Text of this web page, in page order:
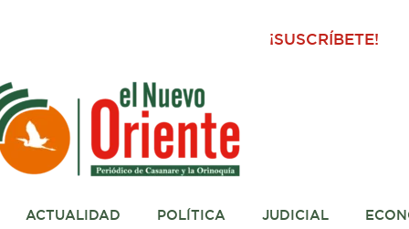
¡SUSCRÍBETE!
ACTUALIDAD POLÍTICA JUDICIAL